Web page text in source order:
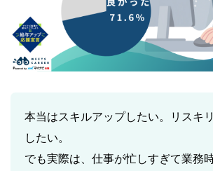
本当はスキルアップしたい。リスキ
したい。
でも実際は、仕事が忙しすぎて業務